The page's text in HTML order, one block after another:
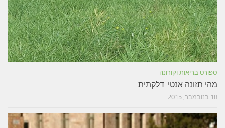
ספורט בריאות וקורונה
מהי תזונה אנטי-דלקתית
18 בנובמבר, 2015